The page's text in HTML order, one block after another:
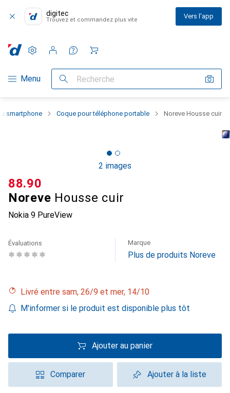
digitec
Trouvez et commandez plus vite Vers l'app
Navigation par catégorie
Menu Recherche
Paramètres
Compte client
Listes de comparaison
Listes d'envies
Panier
smartphone Coque pour téléphone portable Noreve Housse cuir
2 images
Noreve Housse cuir
Nokia 9 PureView
CHF
88.90
Évaluations Marque
Plus de produits Noreve
Livré entre sam, 26/9 et mer, 14/10
M'informer si le produit est disponible plus tôt
Ajouter au panier
Comparer Ajouter à la liste